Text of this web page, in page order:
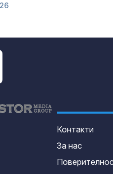
Контакти
За нас